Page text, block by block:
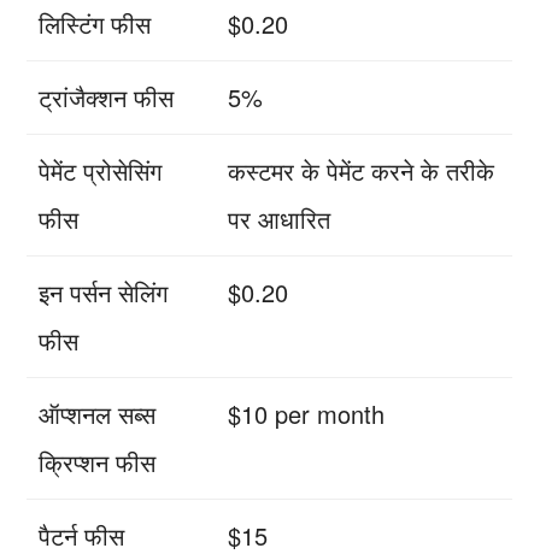
लिस्टिंग फीस $0.20
ट्रांजैक्शन फीस 5%
पेमेंट प्रोसेसिंग
फीस
कस्टमर के पेमेंट करने के तरीके
पर आधारित
इन पर्सन सेलिंग
फीस
$0.20
ऑप्शनल सब्स
क्रिप्शन फीस
$10 per month
पैटर्न फीस $15